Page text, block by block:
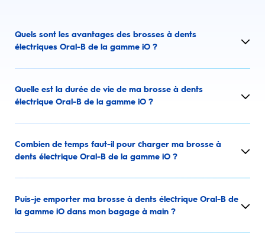
Quels sont les avantages des brosses à dents
électriques Oral-B de la gamme iO ?
Quelle est la durée de vie de ma brosse à dents
électrique Oral-B de la gamme iO ?
Combien de temps faut-il pour charger ma brosse à
dents électrique Oral-B de la gamme iO ?
Puis-je emporter ma brosse à dents électrique Oral-B de
la gamme iO dans mon bagage à main ?